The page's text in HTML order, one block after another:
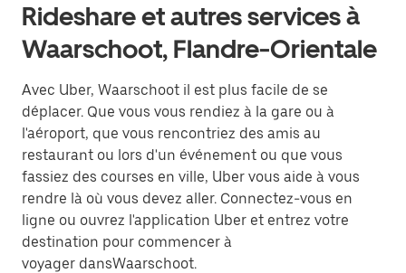
Rideshare et autres services à
Waarschoot, Flandre-Orientale
Avec Uber, Waarschoot il est plus facile de se
déplacer. Que vous vous rendiez à la gare ou à
l'aéroport, que vous rencontriez des amis au
restaurant ou lors d'un événement ou que vous
fassiez des courses en ville, Uber vous aide à vous
rendre là où vous devez aller. Connectez-vous en
ligne ou ouvrez l'application Uber et entrez votre
destination pour commencer à
voyager dansWaarschoot.